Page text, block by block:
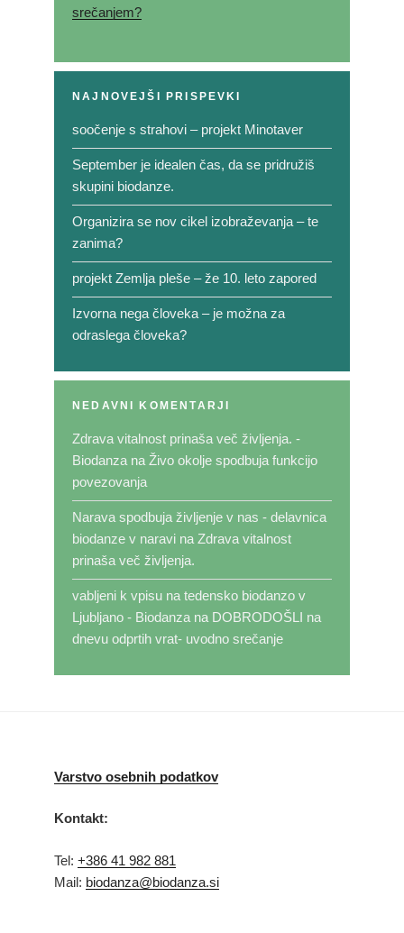
srečanjem?
NAJNOVEJŠI PRISPEVKI
soočenje s strahovi – projekt Minotaver
September je idealen čas, da se pridružiš
skupini biodanze.
Organizira se nov cikel izobraževanja – te
zanima?
projekt Zemlja pleše – že 10. leto zapored
Izvorna nega človeka – je možna za
odraslega človeka?
NEDAVNI KOMENTARJI
Zdrava vitalnost prinaša več življenja. -
BiodanzanaŽivo okolje spodbuja funkcijo
povezovanja
Narava spodbuja življenje v nas - delavnica
biodanze v naravi naZdrava vitalnost
prinaša več življenja.
vabljeni k vpisu na tedensko biodanzo v
Ljubljano - Biodanzana DOBRODOŠLI na
dnevu odprtih vrat- uvodno srečanje
Varstvo osebnih podatkov
Kontakt:
Tel: +386 41 982 881
Mail: biodanza@biodanza.si